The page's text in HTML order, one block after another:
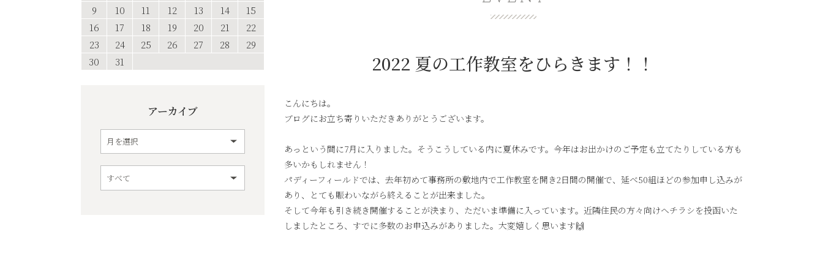
2022 夏の工作教室をひらきます！！
こんにちは。
ブログにお立ち寄りいただきありがとうございます。
あっという間に7月に入りました。そうこうしている内に夏休みです。今年はお出かけのご予定も立てたりしている方も
多いかもしれません！
パディーフィールドでは、去年初めて事務所の敷地内で工作教室を開き2日間の開催で、延べ50組ほどの参加申し込みが
あり、とても賑わいながら終えることが出来ました。
そして今年も引き続き開催することが決まり、ただいま準備に入っています。近隣住民の方々向けへチラシを投函いた
しましたところ、すでに多数のお申込みがありました。大変嬉しく思います🙌
9
10 11 12 13 14
15
16
17 18 19 20 21
22
23
24 25 26 27 28
29
30
31
アーカイブ